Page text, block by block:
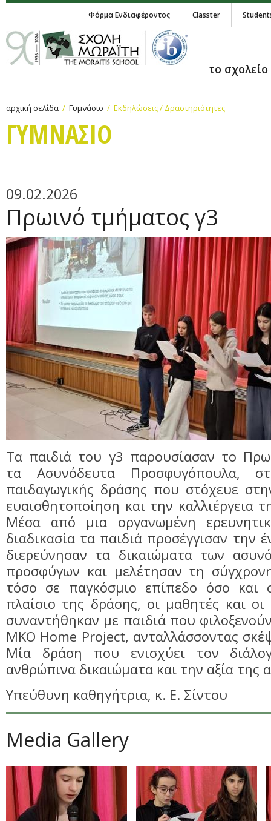
Φόρμα Ενδιαφέροντος Classter
το σχολείο
αρχική σελίδα Γυμνάσιο Εκδηλώσεις / Δραστηριότητες
ΓΥΜΝAΣΙΟ
09.02.2026
Πρωινό τμήματος γ3
Τα παιδιά του γ3 παρουσίασαν το
τα Aσυνόδευτα Προσφυγόπουλα,
παιδαγωγικής δράσης που στόχευε
ευαισθητοποίηση και την καλλιέργεια
Μέσα από μια οργανωμένη
διαδικασία τα παιδιά προσέγγισαν την
διερεύνησαν τα δικαιώματα των
προσφύγων και μελέτησαν τη
τόσο σε παγκόσμιο επίπεδο όσο και
πλαίσιο της δράσης, οι μαθητές και
συναντήθηκαν με παιδιά που
ΜΚΟ Home Project, ανταλλάσσοντας
Μία δράση που ενισχύει τον
ανθρώπινα δικαιώματα και την αξία της
Υπεύθυνη καθηγήτρια, κ. Ε. Σίντου
Media Gallery